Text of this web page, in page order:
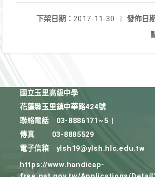
發佈日
下架日期： 2017-11-30
|
國立玉里高級中學
花蓮縣玉里鎮中華路424號
聯絡電話
03-8886171~5
傳真
03-8885529
電子信箱
ylsh19@ylsh.hlc.edu.tw
https://www.handicap-